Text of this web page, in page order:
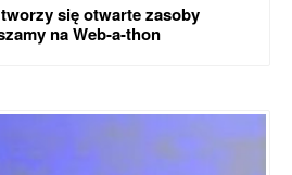
się otwarte zasoby
na Web-a-thon